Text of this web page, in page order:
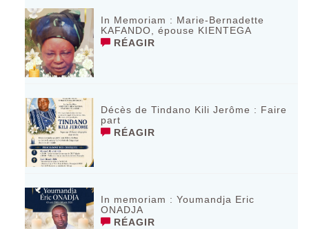
In Memoriam : Marie-Bernadette
KAFANDO, épouse KIENTEGA
RÉAGIR
Décès de Tindano Kili Jerôme : Faire
part
RÉAGIR
In memoriam : Youmandja Eric
ONADJA
RÉAGIR